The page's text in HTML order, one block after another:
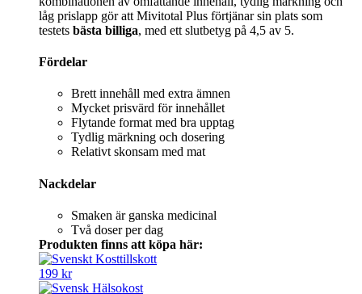
låg prislapp gör att Mivitotal Plus förtjänar sin plats som
testets bästa billiga, med ett slutbetyg på 4,5 av 5.
Fördelar
Brett innehåll med extra ämnen
Mycket prisvärd för innehållet
Flytande format med bra upptag
Tydlig märkning och dosering
Relativt skonsam med mat
Nackdelar
Smaken är ganska medicinal
Två doser per dag
Produkten finns att köpa här:
199 kr